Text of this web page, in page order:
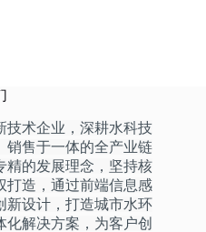
技术企业，深耕水科技
销售于一体的全产业链
精的发展理念，坚持核
打造，通过前端信息感
新设计，打造城市水环
解决方案，为客户创